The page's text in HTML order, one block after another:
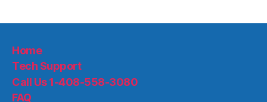
Home
Tech Support
Call Us 1-408-558-3080
FAQ